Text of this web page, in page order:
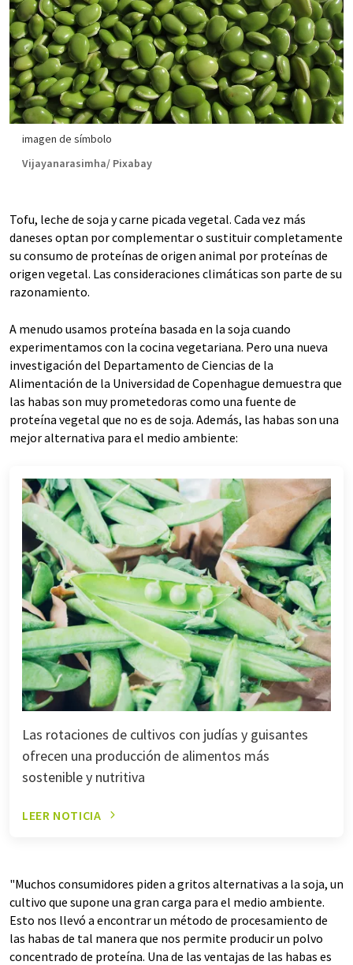
imagen de símbolo
Vijayanarasimha/ Pixabay
Tofu, leche de soja y carne picada vegetal. Cada vez más
daneses optan por complementar o sustituir completamente
su consumo de proteínas de origen animal por proteínas de
origen vegetal. Las consideraciones climáticas son parte de su
razonamiento.
A menudo usamos proteína basada en la soja cuando
experimentamos con la cocina vegetariana. Pero una nueva
investigación del Departamento de Ciencias de la
Alimentación de la Universidad de Copenhague demuestra que
las habas son muy prometedoras como una fuente de
proteína vegetal que no es de soja. Además, las habas son una
mejor alternativa para el medio ambiente:
Las rotaciones de cultivos con judías y guisantes
ofrecen una producción de alimentos más
sostenible y nutritiva
LEER NOTICIA
"Muchos consumidores piden a gritos alternativas a la soja, un
cultivo que supone una gran carga para el medio ambiente.
Esto nos llevó a encontrar un método de procesamiento de
las habas de tal manera que nos permite producir un polvo
concentrado de proteína. Una de las ventajas de las habas es